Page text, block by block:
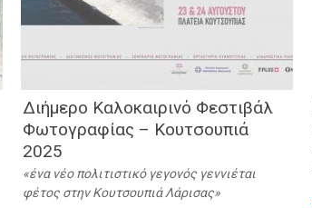
Διήμερο Καλοκαιρινό Φεστιβάλ
Φωτογραφίας – Κουτσουπιά
2025
ένα νέο πολιτιστικό γεγονός γεννιέται
φέτος στην Κουτσουπιά Λάρισας